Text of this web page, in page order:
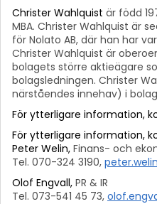
Christer Wahlquist är född
MBA. Christer Wahlquist är
för Nolato AB, där han har
Christer Wahlquist är
bolagets större aktieägare
bolagsledningen. Christer
närståendes innehav) i
För ytterligare information,
För ytterligare information,
Peter Welin, Finans- och
Tel. 070-324 3190,
Olof Engvall, PR & IR
Tel. 073-541 45 73,